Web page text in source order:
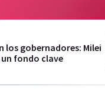
los gobernadores: Milei
fondo clave